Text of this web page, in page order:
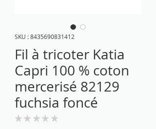
SKU : 8435690831412
Fil à tricoter Katia
Capri 100 % coton
mercerisé 82129
fuchsia foncé
★ ★ ★ ★ ★